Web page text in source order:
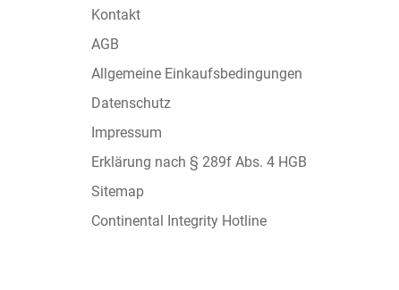
Kontakt
AGB
Allgemeine Einkaufsbedingungen
Datenschutz
Impressum
Erklärung nach § 289f Abs. 4 HGB
Sitemap
Continental Integrity Hotline